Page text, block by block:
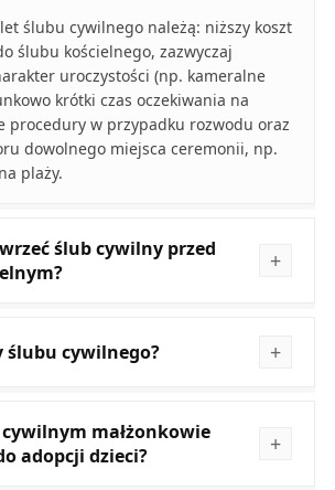
ślubu cywilnego należą: niższy koszt
ślubu kościelnego, zazwyczaj
uroczystości (np. kameralne
krótki czas oczekiwania na
procedury w przypadku rozwodu oraz
dowolnego miejsca ceremonii, np.
plaży.
ślub cywilny przed
ślubu cywilnego?
cywilnym małżonkowie
adopcji dzieci?